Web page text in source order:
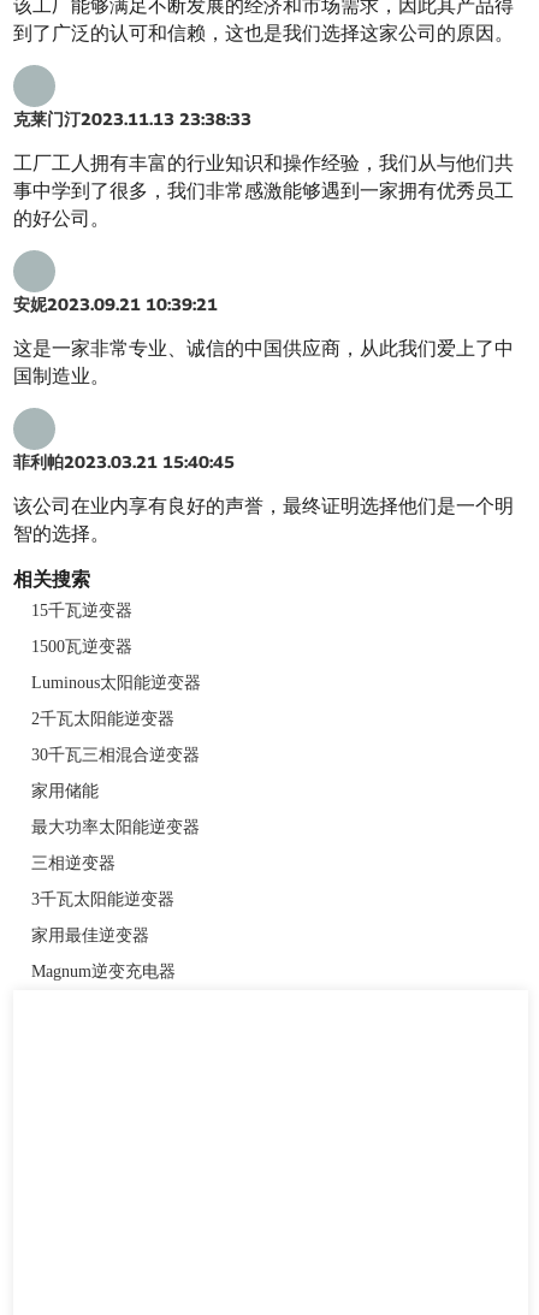
该工厂能够满足不断发展的经济和市场需求，因此其产品得
到了广泛的认可和信赖，这也是我们选择这家公司的原因。
克莱门汀2023.11.13 23:38:33
工厂工人拥有丰富的行业知识和操作经验，我们从与他们共
事中学到了很多，我们非常感激能够遇到一家拥有优秀员工
的好公司。
安妮2023.09.21 10:39:21
这是一家非常专业、诚信的中国供应商，从此我们爱上了中
国制造业。
菲利帕2023.03.21 15:40:45
该公司在业内享有良好的声誉，最终证明选择他们是一个明
智的选择。
相关搜索
15千瓦逆变器
1500瓦逆变器
Luminous太阳能逆变器
2千瓦太阳能逆变器
30千瓦三相混合逆变器
家用储能
最大功率太阳能逆变器
三相逆变器
3千瓦太阳能逆变器
家用最佳逆变器
Magnum逆变充电器